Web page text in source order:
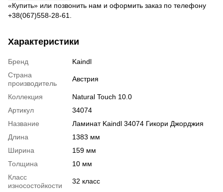
«Купить» или позвонить нам и оформить заказ по телефону
+38(067)558-28-61.
Характеристики
Бренд
Kaindl
Страна
производитель
Австрия
Коллекция
Natural Touch 10.0
Артикул
34074
Название
Ламинат Kaindl 34074 Гикори Джорджия
Длина
1383 мм
Ширина
159 мм
Толщина
10 мм
Класс
износостойкости
32 класс